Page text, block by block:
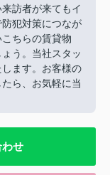
訪者が来てもイ
犯対策につなが
ちらの賃貸物
う。当社スタッ
ます。お客様の
ら、お気軽に当
せ